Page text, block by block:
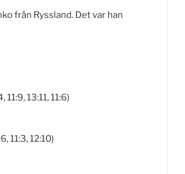
från Ryssland. Det var han
13:11, 11:6)
11:3, 12:10)